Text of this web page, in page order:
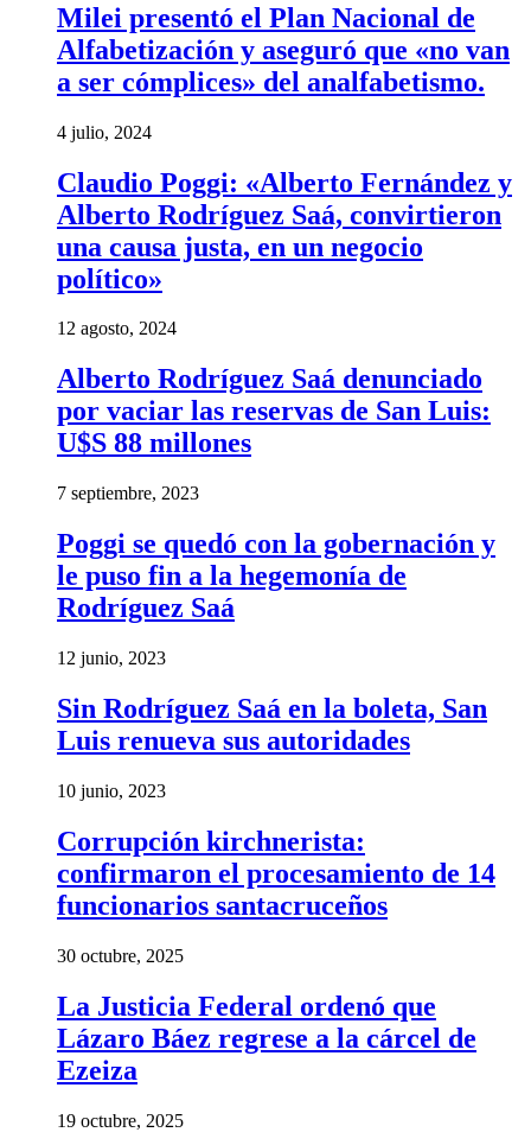
Milei presentó el Plan Nacional de
Alfabetización y aseguró que «no van
a ser cómplices» del analfabetismo.
4 julio, 2024
Claudio Poggi: «Alberto Fernández y
Alberto Rodríguez Saá, convirtieron
una causa justa, en un negocio
político»
12 agosto, 2024
Alberto Rodríguez Saá denunciado
por vaciar las reservas de San Luis:
U$S 88 millones
7 septiembre, 2023
Poggi se quedó con la gobernación y
le puso fin a la hegemonía de
Rodríguez Saá
12 junio, 2023
Sin Rodríguez Saá en la boleta, San
Luis renueva sus autoridades
10 junio, 2023
Corrupción kirchnerista:
confirmaron el procesamiento de 14
funcionarios santacruceños
30 octubre, 2025
La Justicia Federal ordenó que
Lázaro Báez regrese a la cárcel de
Ezeiza
19 octubre, 2025